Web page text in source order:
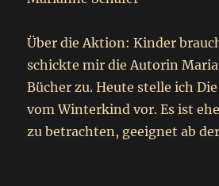
Über die Aktion: Kinder
schickte mir die Autorin
Bücher zu. Heute stelle ich
vom Winterkind vor. Es ist
zu betrachten, geeignet ab